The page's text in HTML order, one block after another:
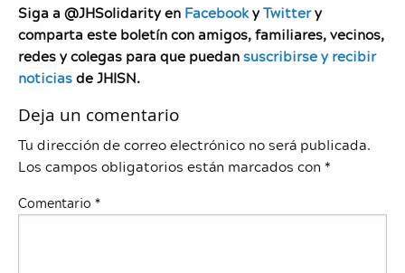
Siga a @JHSolidarity en FacebookyTwittery
comparta este boletín con amigos, familiares, vecinos,
redes y colegas para que puedansuscribirse y recibir
noticiasde JHISN.
Deja un comentario
Tu dirección de correo electrónico no será publicada.
Los campos obligatorios están marcados con *
Comentario *